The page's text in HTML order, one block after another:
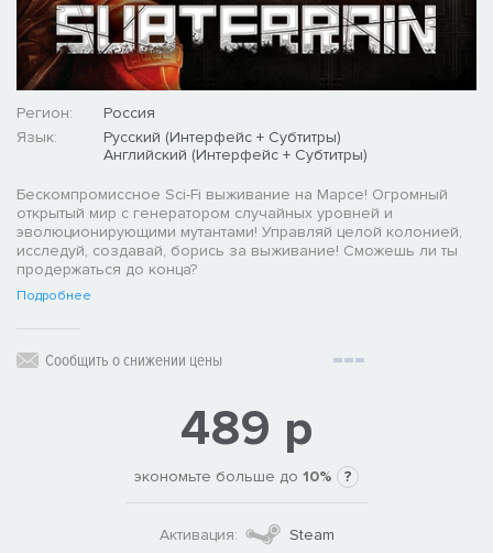
Регион:
Россия
Язык:
Русский (Интерфейс + Субтитры)
Английский (Интерфейс + Субтитры)
Бескомпромиссное Sci-Fi выживание на Марсе! Огромный
открытый мир с генератором случайных уровней и
эволюционирующими мутантами! Управляй целой колонией,
исследуй, создавай, борись за выживание! Сможешь ли ты
продержаться до конца?
Подробнее
Сообщить о снижении цены
489 р
экономьте больше до 10% ?
Активация:
Steam